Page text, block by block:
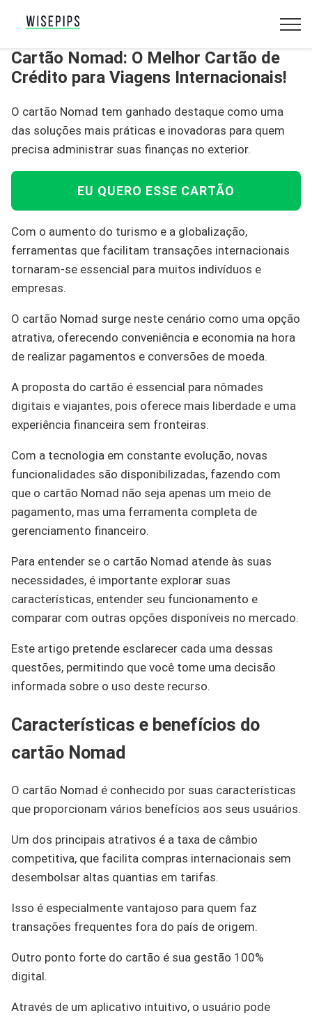
Cartão Nomad: O Melhor Cartão de
Crédito para Viagens Internacionais!
O cartão Nomad tem ganhado destaque como uma
das soluções mais práticas e inovadoras para quem
precisa administrar suas finanças no exterior.
EU QUERO ESSE CARTÃO
Com o aumento do turismo e a globalização,
ferramentas que facilitam transações internacionais
tornaram-se essencial para muitos indivíduos e
empresas.
O cartão Nomad surge neste cenário como uma opção
atrativa, oferecendo conveniência e economia na hora
de realizar pagamentos e conversões de moeda.
A proposta do cartão é essencial para nômades
digitais e viajantes, pois oferece mais liberdade e uma
experiência financeira sem fronteiras.
Com a tecnologia em constante evolução, novas
funcionalidades são disponibilizadas, fazendo com
que o cartão Nomad não seja apenas um meio de
pagamento, mas uma ferramenta completa de
gerenciamento financeiro.
Para entender se o cartão Nomad atende às suas
necessidades, é importante explorar suas
características, entender seu funcionamento e
comparar com outras opções disponíveis no mercado.
Este artigo pretende esclarecer cada uma dessas
questões, permitindo que você tome uma decisão
informada sobre o uso deste recurso.
Características e benefícios do
cartão Nomad
O cartão Nomad é conhecido por suas características
que proporcionam vários benefícios aos seus usuários.
Um dos principais atrativos é a taxa de câmbio
competitiva, que facilita compras internacionais sem
desembolsar altas quantias em tarifas.
Isso é especialmente vantajoso para quem faz
transações frequentes fora do país de origem.
Outro ponto forte do cartão é sua gestão 100%
digital.
Através de um aplicativo intuitivo, o usuário pode